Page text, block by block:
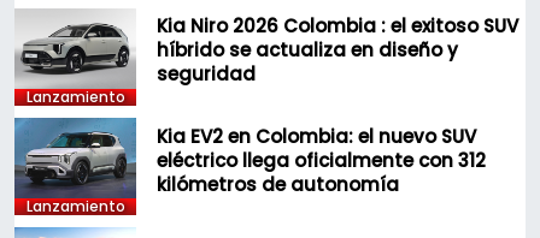
Lanzamiento
Kia Niro 2026 Colombia : el exitoso SUV
híbrido se actualiza en diseño y
seguridad
Lanzamiento
Kia EV2 en Colombia: el nuevo SUV
eléctrico llega oficialmente con 312
kilómetros de autonomía